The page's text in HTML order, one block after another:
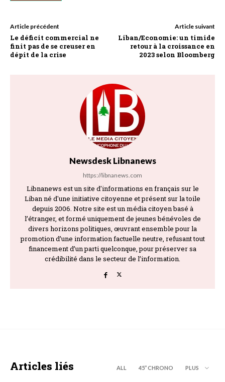
Article précédent
Le déficit commercial ne
finit pas de se creuser en
dépit de la crise
Article suivant
Liban/Economie: un timide
retour à la croissance en
2023 selon Bloomberg
Newsdesk Libnanews
https://libnanews.com
Libnanews est un site d'informations en français sur le
Liban né d'une initiative citoyenne et présent sur la toile
depuis 2006. Notre site est un média citoyen basé à
l’étranger, et formé uniquement de jeunes bénévoles de
divers horizons politiques, œuvrant ensemble pour la
promotion d’une information factuelle neutre, refusant tout
financement d’un parti quelconque, pour préserver sa
crédibilité dans le secteur de l’information.
Articles liés ALL 45’’ CHRONO PLUS